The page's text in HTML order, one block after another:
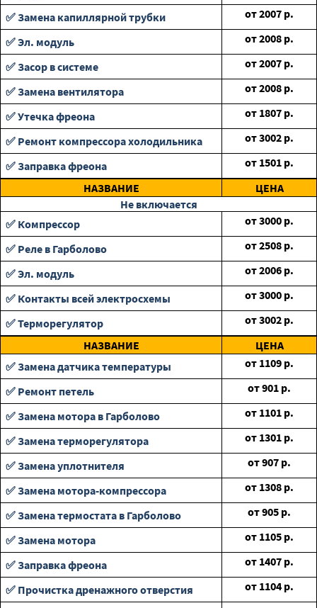
✅ Замена капиллярной трубки
от2007 р.
✅ Эл. модуль
от2008 р.
✅ Засор в системе
от2007 р.
✅ Замена вентилятора
от2008 р.
✅ Утечка фреона
от 1807 р.
✅ Ремонт компрессора холодильника
от3002 р.
✅ Заправка фреона
от 1501 р.
НАЗВАНИЕ
ЦЕНА
Не включается
✅ Компрессор
от3000 р.
✅ Реле в Гарболово
от2508 р.
✅ Эл. модуль
от2006 р.
✅ Контакты всей электросхемы
от3000 р.
✅ Терморегулятор
от3002 р.
НАЗВАНИЕ
ЦЕНА
✅ Замена датчика температуры
от 1109 р.
✅ Ремонт петель
от901 р.
✅ Замена мотора в Гарболово
от 1101 р.
✅ Замена терморегулятора
от 1301 р.
✅ Замена уплотнителя
от907 р.
✅ Замена мотора-компрессора
от 1308 р.
✅ Замена термостата в Гарболово
от905 р.
✅ Замена мотора
от 1105 р.
✅ Заправка фреона
от 1407 р.
✅ Прочистка дренажного отверстия
от 1104 р.